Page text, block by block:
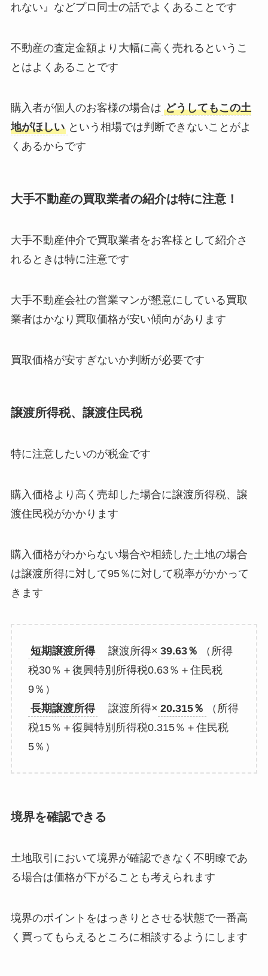
れない』などプロ同士の話でよくあることです
不動産の査定金額より大幅に高く売れるというこ
とはよくあることです
購入者が個人のお客様の場合は どうしてもこの土
地がほしい という相場では判断できないことがよ
くあるからです
大手不動産の買取業者の紹介は特に注意！
大手不動産仲介で買取業者をお客様として紹介さ
れるときは特に注意です
大手不動産会社の営業マンが懇意にしている買取
業者はかなり買取価格が安い傾向があります
買取価格が安すぎないか判断が必要です
譲渡所得税、譲渡住民税
特に注意したいのが税金です
購入価格より高く売却した場合に譲渡所得税、譲
渡住民税がかかります
購入価格がわからない場合や相続した土地の場合
は譲渡所得に対して95％に対して税率がかかって
きます
短期譲渡所得 譲渡所得× 39.63％
（所得
税30％＋復興特別所得税0.63％＋住民税
9％）
長期譲渡所得
譲渡所得× 20.315％
（所得
税15％＋復興特別所得税0.315％＋住民税
5％）
境界を確認できる
土地取引において境界が確認できなく不明瞭であ
る場合は価格が下がることも考えられます
境界のポイントをはっきりとさせる状態で一番高
く買ってもらえるところに相談するようにします